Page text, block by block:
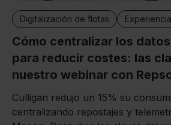
Digitalización de flotas
Cómo centralizar los
para reducir costes: las
nuestro webinar con
Culligan redujo un 15% su
centralizando repostajes y